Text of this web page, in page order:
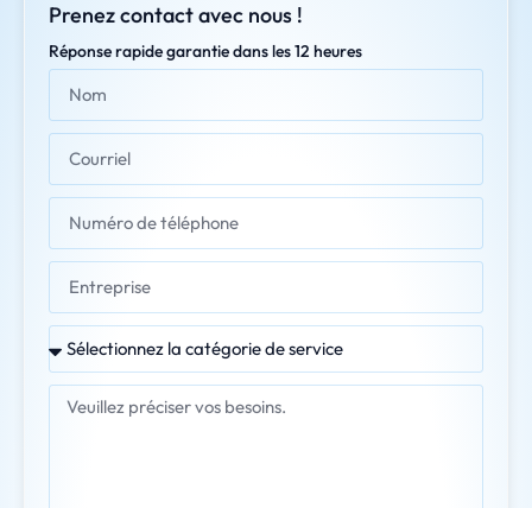
Prenez contact avec nous !
Réponse rapide garantie dans les 12 heures